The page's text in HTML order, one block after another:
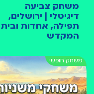
משחק צביעה
דיגיטלי | ירושלים,
תפילה, אחדות ובית
המקדש